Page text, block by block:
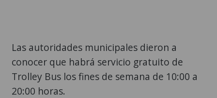
Las autoridades municipales dieron a
conocer que habrá servicio gratuito de
Trolley Bus los fines de semana de 10:00 a
20:00 horas.